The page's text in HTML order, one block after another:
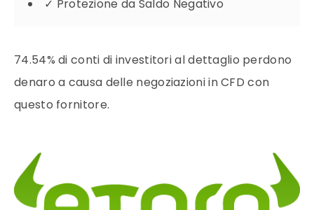
✓ Protezione da Saldo Negativo
74.54% di conti di investitori al dettaglio perdono
denaro a causa delle negoziazioni in CFD con
questo fornitore.